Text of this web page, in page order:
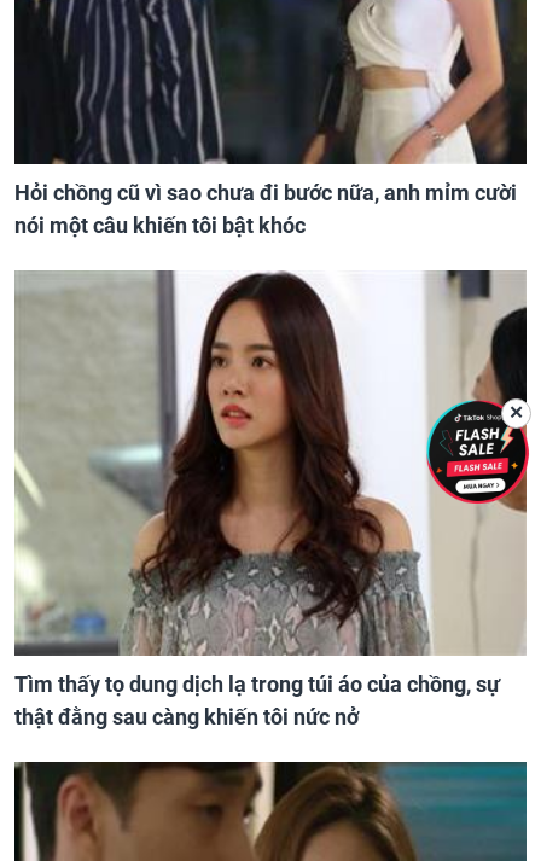
Hỏi chồng cũ vì sao chưa đi bước nữa, anh mỉm cười
nói một câu khiến tôi bật khóc
Tìm thấy tọ dung dịch lạ trong túi áo của chồng, sự
thật đằng sau càng khiến tôi nức nở
✕